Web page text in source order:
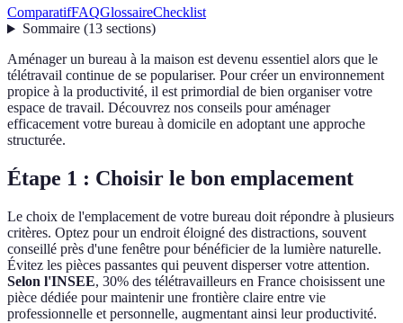
ComparatifFAQGlossaireChecklist
Sommaire(13 sections)
Aménager un bureau à la maison est devenu essentiel alors que le
télétravail continue de se populariser. Pour créer un environnement
propice à la productivité, il est primordial de bien organiser votre
espace de travail. Découvrez nos conseils pour aménager
efficacement votre bureau à domicile en adoptant une approche
structurée.
Étape 1 : Choisir le bon emplacement
Le choix de l'emplacement de votre bureau doit répondre à plusieurs
critères. Optez pour un endroit éloigné des distractions, souvent
conseillé près d'une fenêtre pour bénéficier de la lumière naturelle.
Évitez les pièces passantes qui peuvent disperser votre attention.
Selon l'INSEE, 30% des télétravailleurs en France choisissent une
pièce dédiée pour maintenir une frontière claire entre vie
professionnelle et personnelle, augmentant ainsi leur productivité.